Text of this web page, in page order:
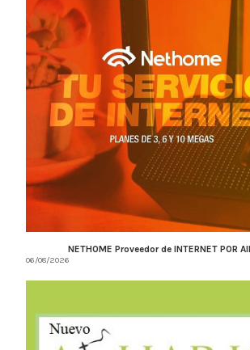
NETHOME Proveedor de INTERNET POR
06/08/2026